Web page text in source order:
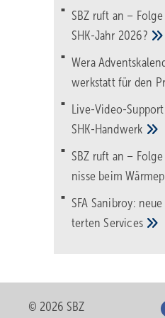
SBZ ruft an –
SHK-Jahr 2026?
Wera
werk­statt für den
Live-Video-
SHK-Handwerk
SBZ ruft an –
nisse beim
SFA Sanibroy:
tertenServices
© 2026 SBZ